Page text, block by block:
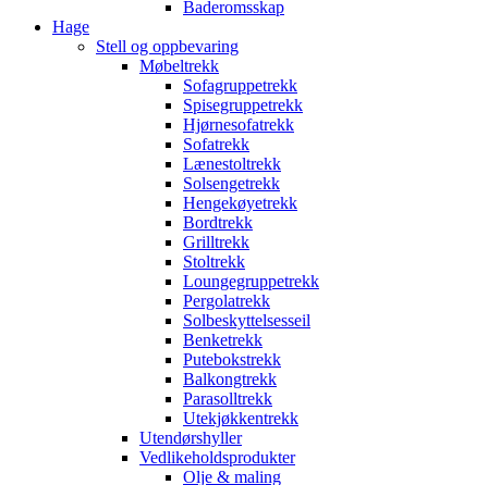
Baderomsskap
Hage
Stell og oppbevaring
Møbeltrekk
Sofagruppetrekk
Spisegruppetrekk
Hjørnesofatrekk
Sofatrekk
Lænestoltrekk
Solsengetrekk
Hengekøyetrekk
Bordtrekk
Grilltrekk
Stoltrekk
Loungegruppetrekk
Pergolatrekk
Solbeskyttelsesseil
Benketrekk
Putebokstrekk
Balkongtrekk
Parasolltrekk
Utekjøkkentrekk
Utendørshyller
Vedlikeholdsprodukter
Olje & maling